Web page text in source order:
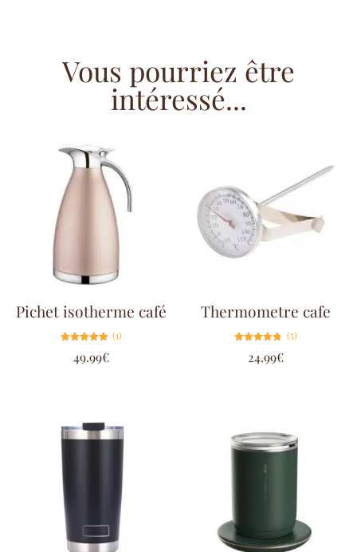
Vous pourriez être
intéressé...
Pichet isotherme café
5.00
sur 5
(1)
49.99€
Thermometre cafe
4.80
sur 5
(5)
24.99€